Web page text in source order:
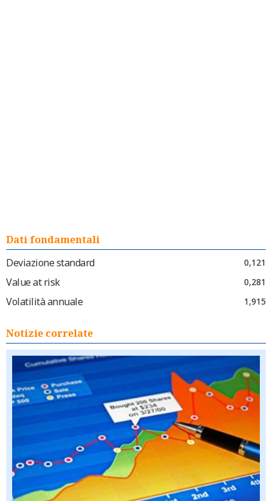
Dati fondamentali
Deviazione standard
0,121
Value at risk 0,281
Volatilità annuale 1,915
Notizie correlate